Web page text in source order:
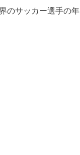
のサッカー選手の年